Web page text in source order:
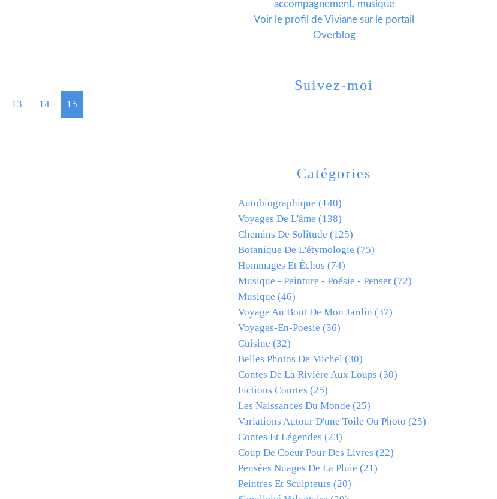
13 14 15
Catégories
Autobiographique (140)
Voyages De L'âme (138)
Chemins De Solitude (125)
Botanique De L'étymologie (75)
Hommages Et Échos (74)
Musique - Peinture - Poésie - Penser (72)
Musique (46)
Voyage Au Bout De Mon Jardin (37)
Voyages-En-Poesie (36)
Cuisine (32)
Belles Photos De Michel (30)
Contes De La Rivière Aux Loups (30)
Fictions Courtes (25)
Les Naissances Du Monde (25)
Variations Autour D'une Toile Ou Photo (25)
Contes Et Légendes (23)
Coup De Coeur Pour Des Livres (22)
Pensées Nuages De La Pluie (21)
Peintres Et Sculpteurs (20)
accompagnement, musique
Voir le profil deViviane sur le portail
Overblog
Suivez-moi